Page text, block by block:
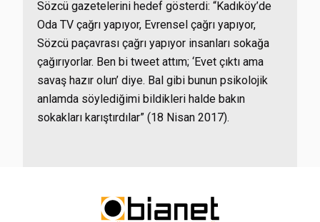
Sözcü gazetelerini hedef gösterdi: “Kadıköy’de
Oda TV çağrı yapıyor, Evrensel çağrı yapıyor,
Sözcü paçavrası çağrı yapıyor insanları sokağa
çağırıyorlar. Ben bi tweet attım; ‘Evet çıktı ama
savaş hazır olun’ diye. Bal gibi bunun psikolojik
anlamda söylediğimi bildikleri halde bakın
sokakları karıştırdılar” (18 Nisan 2017).